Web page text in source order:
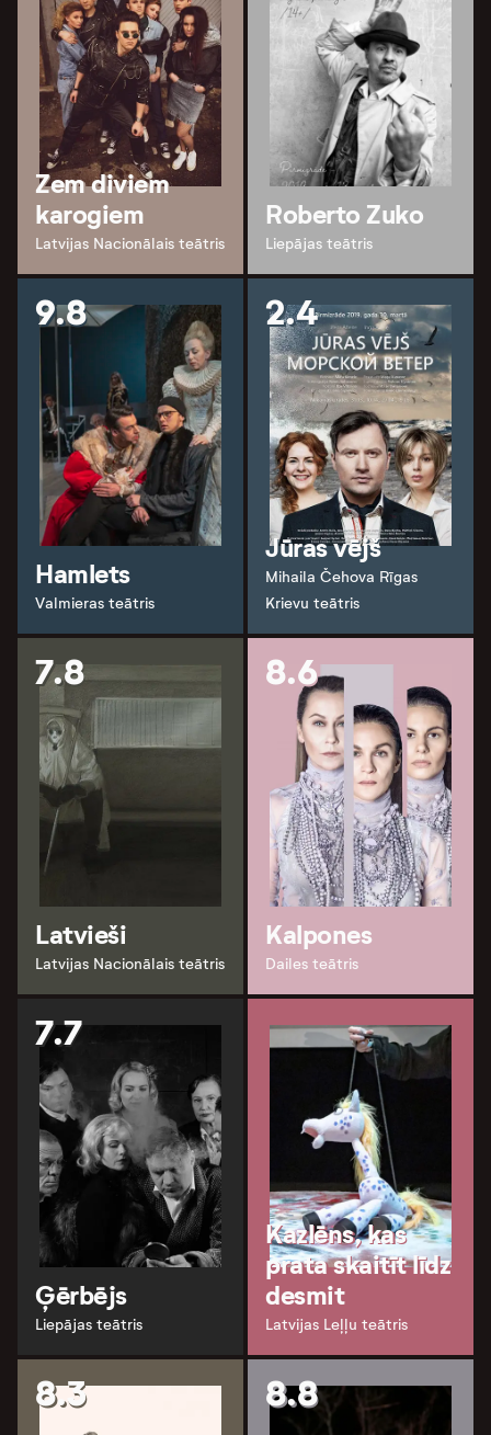
Zem diviem
karogiem
Latvijas Nacionālais teātris
Roberto Zuko
Liepājas teātris
9.8
Hamlets
Valmieras teātris
2.4
Jūras vējš
Mihaila Čehova Rīgas
Krievu teātris
7.8
Latvieši
Latvijas Nacionālais teātris
8.6
Kalpones
Dailes teātris
7.7
Ģērbējs
Liepājas teātris
Kazlēns, kas
prata skaitīt līdz
desmit
Latvijas Leļļu teātris
8.3 8.8